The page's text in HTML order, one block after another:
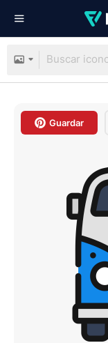
Guardar